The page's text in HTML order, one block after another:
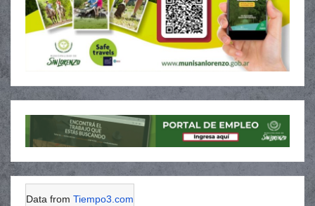
Data from Tiempo3.com